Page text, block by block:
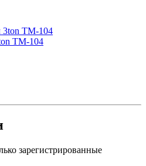
TM-104
зарегистрированные